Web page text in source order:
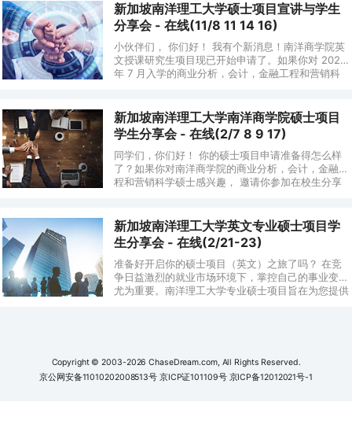
新加坡南洋理工大学硕士项目宣讲与学生
分享会 - 在线(11/8 11 14 16)
小伙伴们， 你们好！ 我有个新消息！南洋商学院英
文授课研究生项目现已开始申请了。如果你对 2023
年 7 月入学的商业分析，会计，金融工程和营销科
新加坡南洋理工大学南洋商学院硕士项目
学生分享会 - 在线(2/7 8 9 17)
同学们，你们好！ 你的硕士项目申请准备得怎么样
了？如果你对南洋商学院的商业分析，会计，金融工
程和营销科学硕士感兴趣， 邀请你参加在校生分享
新加坡南洋理工大学英文专业硕士项目学
生分享会 - 在线(2/21-23)
准备好开启你的硕士项目（英文）之旅了吗？ 在竞
争日益激烈的就业市场环境下，掌控自己的事业变得
尤为重要。南洋理工大学专业硕士项目旨在为您提供
Copyright © 2003-2026 ChaseDream.com, All Rights Reserved.
京公网安备11010202008513号 京ICP证101109号 京ICP备12012021号-1